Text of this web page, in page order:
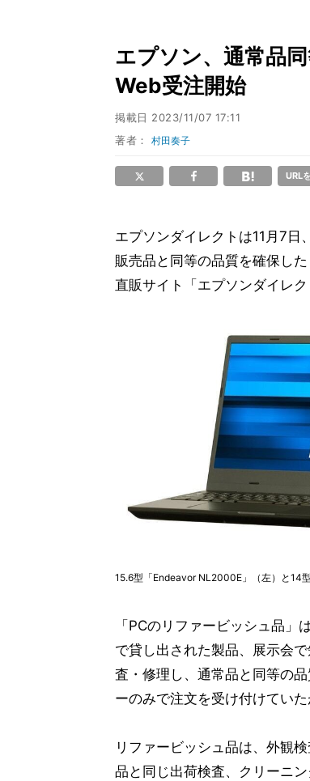
エプソン、通常品
Web受注開始
掲載日 2023/11/07 17:11
著者：村田奏子
URL
エプソンダイレクトは11月7日
販売品と同等の品質を確保し
直販サイト「エプソンダイレ
15.6型「Endeavor NL2000E」（左）と14
「PCのリファービッシュ品
で貸し出された製品、展示会
査・修理し、通常品と同等の
ーのみで注文を受け付けてい
リファービッシュ品は、外観
品と同じ出荷検査、クリーニン